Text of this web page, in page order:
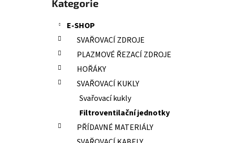
kategorie
Kategorie
E-SHOP
SVAŘOVACÍ ZDROJE
PLAZMOVÉ ŘEZACÍ ZDROJE
HOŘÁKY
SVAŘOVACÍ KUKLY
Svařovací kukly
Filtroventilační jednotky
PŘÍDAVNÉ MATERIÁLY